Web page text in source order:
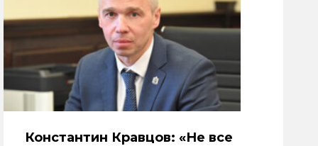
Константин Кравцов: «Не все